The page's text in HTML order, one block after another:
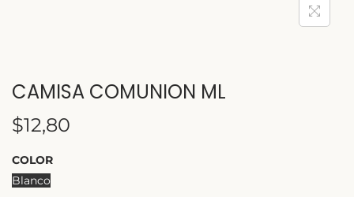
CAMISA COMUNION ML
$12,80
COLOR
Blanco